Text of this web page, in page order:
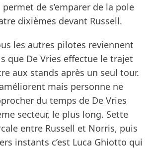
de s’emparer de la pole
dixièmes devant Russell.
les autres pilotes reviennent
que De Vries effectue le trajet
aux stands après un seul tour.
mais personne ne
du temps de De Vries
secteur, le plus long. Sette
entre Russell et Norris, puis
instants c’est Luca Ghiotto qui